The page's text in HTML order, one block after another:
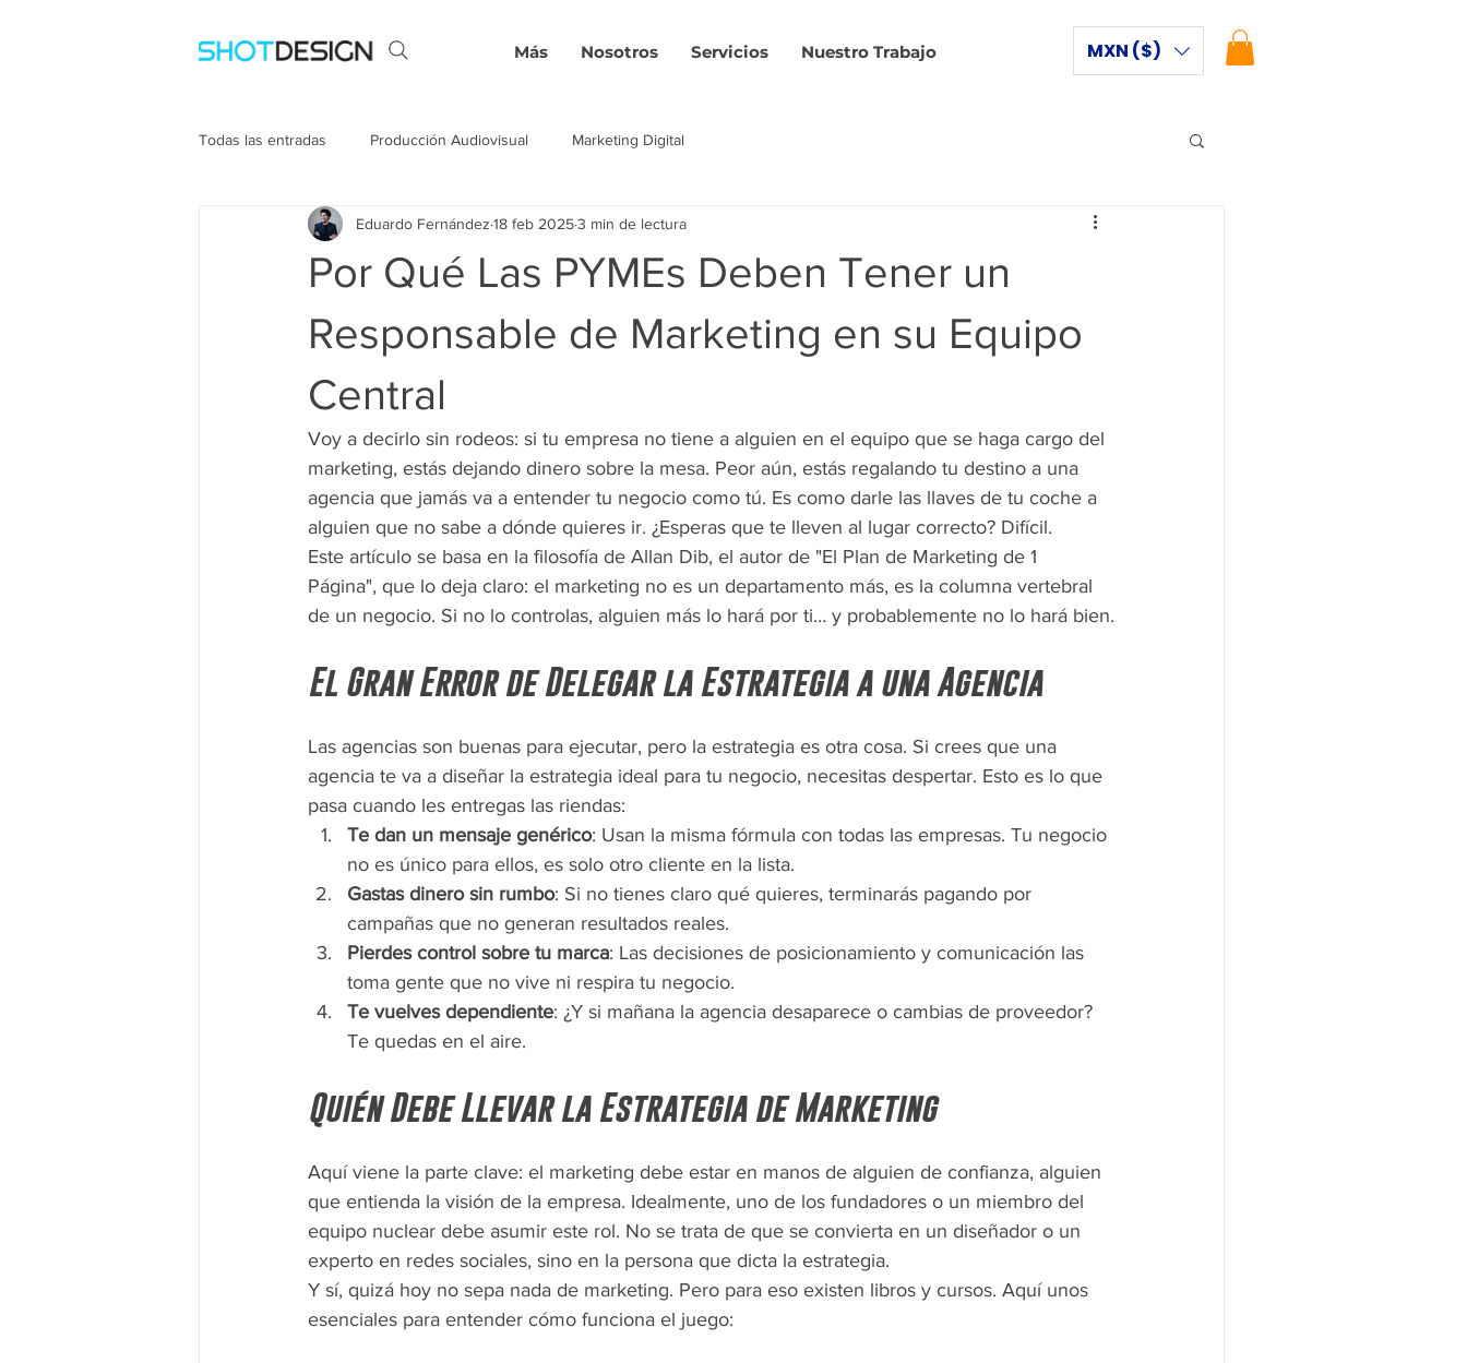
Nuestro Trabajo
Servicios
Nosotros
Más MXN ($)
Todas las entradas Producción Audiovisual Marketing Digital
Por Qué Las PYMEs Deben Tener un
Responsable de Marketing en su Equipo
Central
Eduardo Fernández 18 feb 20253 min de lectura
Voy a decirlo sin rodeos: si tu empresa no tiene a alguien en el equipo que se haga cargo del
marketing, estás dejando dinero sobre la mesa. Peor aún, estás regalando tu destino a una
agencia que jamás va a entender tu negocio como tú. Es como darle las llaves de tu coche a
alguien que no sabe a dónde quieres ir. ¿Esperas que te lleven al lugar correcto? Difícil.
Este artículo se basa en la filosofía de Allan Dib, el autor de "El Plan de Marketing de 1
Página", que lo deja claro: el marketing no es un departamento más, es la columna vertebral
de un negocio. Si no lo controlas, alguien más lo hará por ti… y probablemente no lo hará bien.
El Gran Error de Delegar la Estrategia a una Agencia
Las agencias son buenas para ejecutar, pero la estrategia es otra cosa. Si crees que una
agencia te va a diseñar la estrategia ideal para tu negocio, necesitas despertar. Esto es lo que
pasa cuando les entregas las riendas:
Te dan un mensaje genérico: Usan la misma fórmula con todas las empresas. Tu negocio
no es único para ellos, es solo otro cliente en la lista.
Gastas dinero sin rumbo: Si no tienes claro qué quieres, terminarás pagando por
campañas que no generan resultados reales.
Pierdes control sobre tu marca: Las decisiones de posicionamiento y comunicación las
toma gente que no vive ni respira tu negocio.
Te vuelves dependiente: ¿Y si mañana la agencia desaparece o cambias de proveedor?
Te quedas en el aire.
Quién Debe Llevar la Estrategia de Marketing
Aquí viene la parte clave: el marketing debe estar en manos de alguien de confianza, alguien
que entienda la visión de la empresa. Idealmente, uno de los fundadores o un miembro del
equipo nuclear debe asumir este rol. No se trata de que se convierta en un diseñador o un
experto en redes sociales, sino en la persona que dicta la estrategia.
Y sí, quizá hoy no sepa nada de marketing. Pero para eso existen libros y cursos. Aquí unos
esenciales para entender cómo funciona el juego: